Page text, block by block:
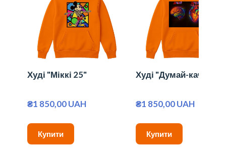
Худі "Міккі 25"
₴1 850,00 UAH
Купити
Худі "Думай-качай"
₴1 850,00 UAH
Купити